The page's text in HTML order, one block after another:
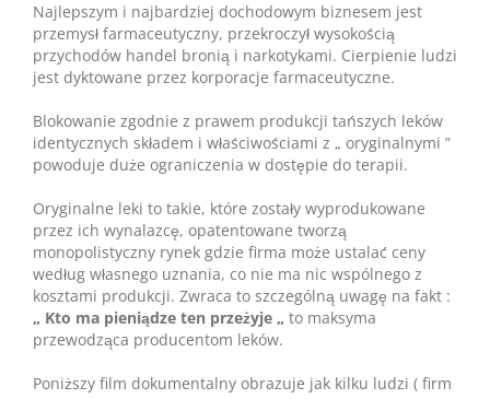
Najlepszym i najbardziej dochodowym biznesem jest
przemysł farmaceutyczny, przekroczył wysokością
przychodów handel bronią i narkotykami. Cierpienie ludzi
jest dyktowane przez korporacje farmaceutyczne.
Blokowanie zgodnie z prawem produkcji tańszych leków
identycznych składem i właściwościami z „ oryginalnymi ”
powoduje duże ograniczenia w dostępie do terapii.
Oryginalne leki to takie, które zostały wyprodukowane
przez ich wynalazcę, opatentowane tworzą
monopolistyczny rynek gdzie firma może ustalać ceny
według własnego uznania, co nie ma nic wspólnego z
kosztami produkcji. Zwraca to szczególną uwagę na fakt :
„ Kto ma pieniądze ten przeżyje „ to maksyma
przewodząca producentom leków.
Poniższy film dokumentalny obrazuje jak kilku ludzi ( firm